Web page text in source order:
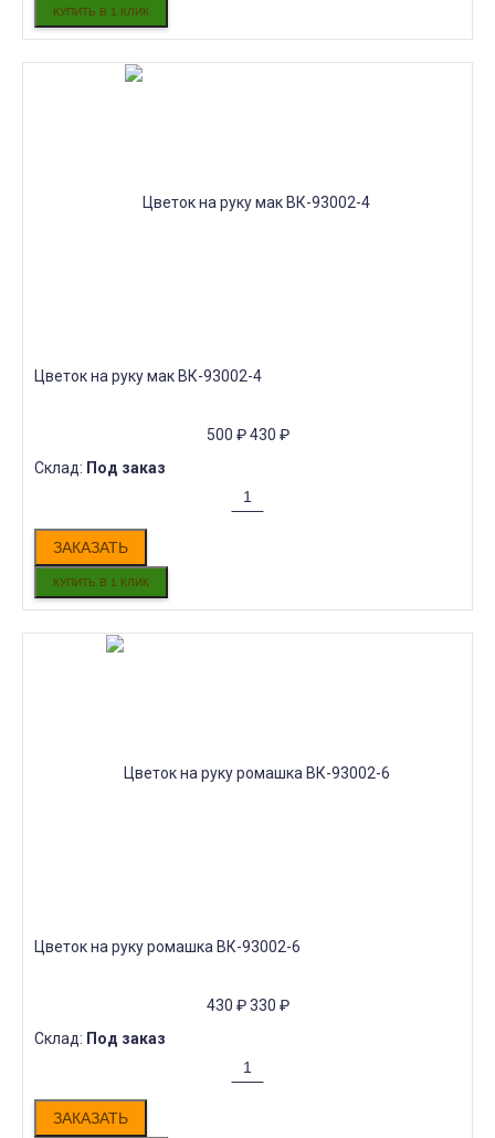
Цветок на руку мак ВК-93002-4
500 ₽ 430 ₽
Склад: Под заказ
ЗАКАЗАТЬ
Цветок на руку ромашка ВК-93002-6
430 ₽ 330 ₽
Склад: Под заказ
ЗАКАЗАТЬ